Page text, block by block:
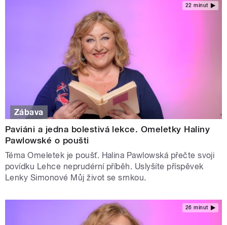
22 minut
Zábava
Paviáni a jedna bolestivá lekce. Omeletky Haliny
Pawlowské o poušti
Téma Omeletek je poušť. Halina Pawlowská přečte svoji
povídku Lehce neprudérní příběh. Uslyšíte příspěvek
Lenky Simonové Můj život se srnkou.
26 minut